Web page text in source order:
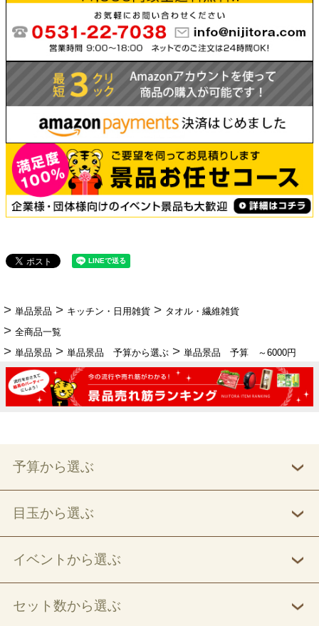
単品景品 キッチン・日用雑貨
タオル・繊維雑貨
全商品一覧
単品景品
単品景品 予算から選ぶ 単品景品 予算 ～6000円
予算から選ぶ
目玉から選ぶ
イベントから選ぶ
セット数から選ぶ